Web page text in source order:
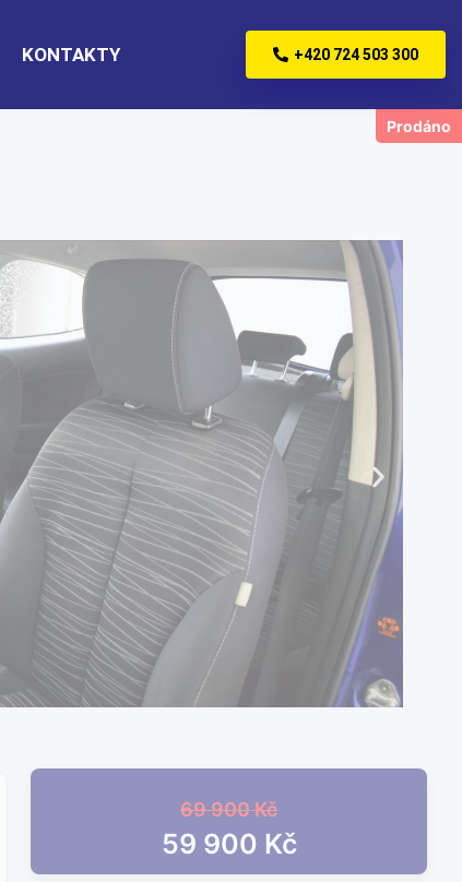
KONTAKTY +420 724 503 300
69 900 Kč
59 900 Kč